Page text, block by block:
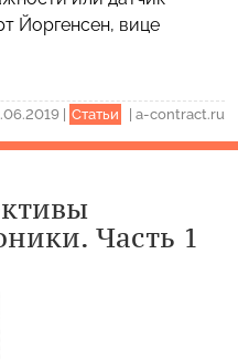
Йоргенсен, вице
Статьи a-contract.ru
Часть 1